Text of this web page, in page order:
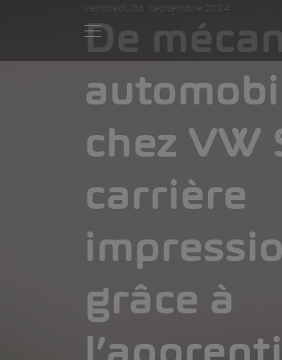
vendredi, 06. septembre 2024
De
chez VW
carrière
grâce à